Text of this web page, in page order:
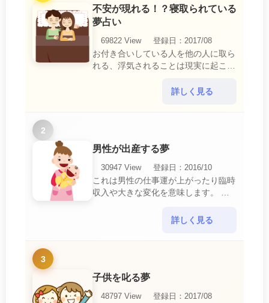
不安が現れる！？寝取られている
夢占い
69822 View
登録日：2017/08
お付き合いしている人を他の人に取ら
れる、浮気されることは現実に起こる
いにおいて、『寝取られている』夢
詳しく見る
2
男性が出産する夢
30947 View
登録日：2016/10
これは男性の仕事運が上がったり臨時
収入や大きな変化を意味します。 喜
ればあり得ない事が起きるのでビック
詳しく見る
3
子供を叱る夢
48797 View
登録日：2017/08